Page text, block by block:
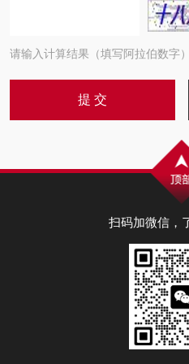
请输入计算结果（填写阿拉伯数字
扫码加微信，